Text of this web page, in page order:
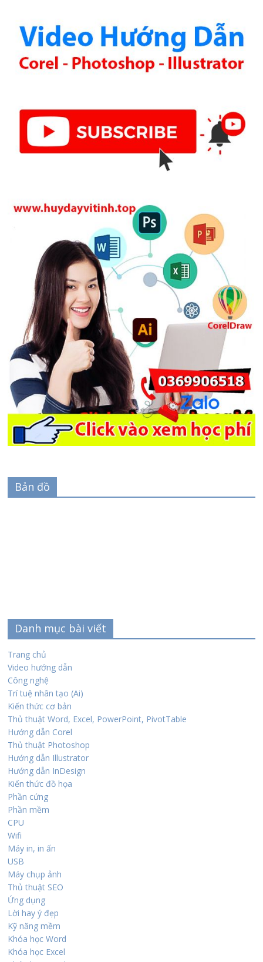
Bản đồ
Danh mục bài viết
Trang chủ
Video hướng dẫn
Công nghệ
Trí tuệ nhân tạo (Ai)
Kiến thức cơ bản
Thủ thuật Word, Excel, PowerPoint, PivotTable
Hướng dẫn Corel
Thủ thuật Photoshop
Hướng dẫn Illustrator
Hướng dẫn InDesign
Kiến thức đồ họa
Phần cứng
Phần mềm
CPU
Wifi
Máy in, in ấn
USB
Máy chụp ảnh
Thủ thuật SEO
Ứng dụng
Lời hay ý đẹp
Kỹ năng mềm
Khóa học Word
Khóa học Excel